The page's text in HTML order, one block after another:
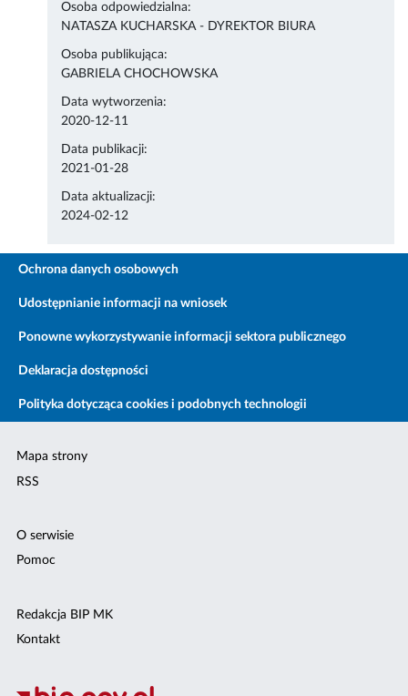
Osoba odpowiedzialna:
NATASZA KUCHARSKA - DYREKTOR BIURA
Osoba publikująca:
GABRIELA CHOCHOWSKA
Data wytworzenia:
2020-12-11
Data publikacji:
2021-01-28
Data aktualizacji:
2024-02-12
Ochrona danych osobowych
Udostępnianie informacji na wniosek
Ponowne wykorzystywanie informacji sektora publicznego
Deklaracja dostępności
Polityka dotycząca cookies i podobnych technologii
Mapa strony
RSS
O serwisie
Pomoc
Redakcja BIP MK
Kontakt